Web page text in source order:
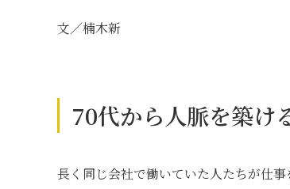
文／楠木新
70代から人脈を築け
長く同じ会社で働いていた人たちが仕